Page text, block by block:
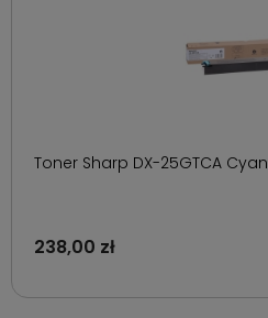
Toner Sharp DX-25GTCA
238,00 zł